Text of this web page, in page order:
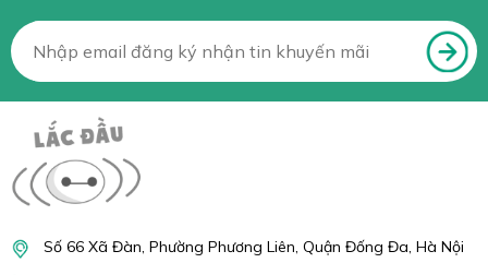
Số 66 Xã Đàn, Phường Phương Liên, Quận Đống Đa, Hà Nội